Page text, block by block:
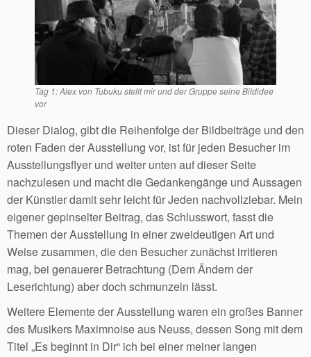
Tag 1: Alex von Tubuku stellt mir und der Gruppe seine Bildidee
vor
Dieser Dialog, gibt die Reihenfolge der Bildbeiträge und den
roten Faden der Ausstellung vor, ist für jeden Besucher im
Ausstellungsflyer und weiter unten auf dieser Seite
nachzulesen und macht die Gedankengänge und Aussagen
der Künstler damit sehr leicht für Jeden nachvollziebar. Mein
eigener gepinselter Beitrag, das Schlusswort, fasst die
Themen der Ausstellung in einer zweideutigen Art und
Weise zusammen, die den Besucher zunächst irritieren
mag, bei genauerer Betrachtung (Dem Ändern der
Leserichtung) aber doch schmunzeln lässt.
Weitere Elemente der Ausstellung waren ein großes Banner
des Musikers Maximnoise aus Neuss, dessen Song mit dem
Titel „Es beginnt in Dir“ ich bei einer meiner langen